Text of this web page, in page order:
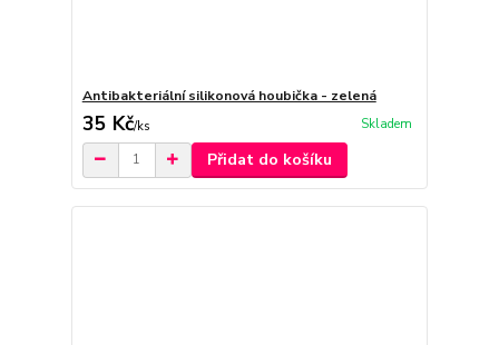
Antibakteriální silikonová houbička - zelená
35 Kč/ks Skladem
Přidat do košíku